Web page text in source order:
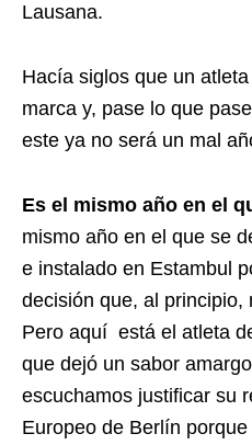
Lausana.
Hacía siglos que un
marca y, pase lo que
este ya no será un mal
Es el mismo año en el
mismo año en el que se
e instalado en Estambul
decisión que, al principio,
Pero aquí está el atleta
que dejó un sabor
escuchamos justificar su
Europeo de Berlín